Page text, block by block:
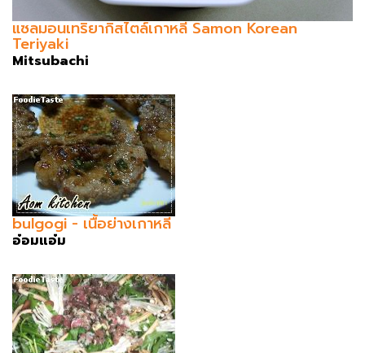
แซลมอนเทริยากิสไตล์เกาหลี Samon Korean
Teriyaki
Mitsubachi
bulgogi - เนื้อย่างเกาหลี
อ๋อมแอ๋ม